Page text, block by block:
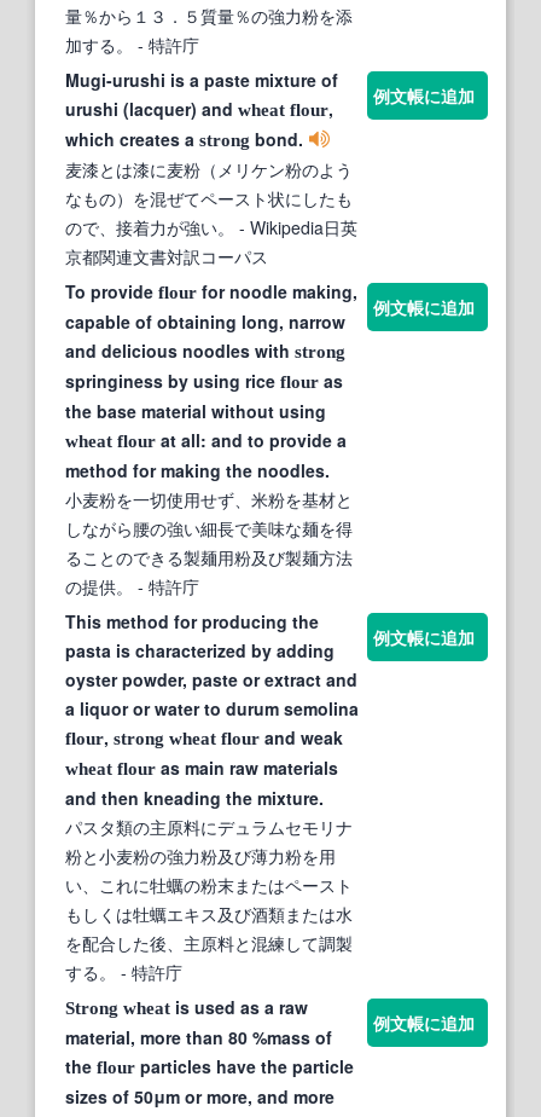
量％から１３．５質量％の強力粉を添
加する。
- 特許庁
Mugi-urushi is a paste mixture of
urushi (lacquer) and wheat flour,
which creates a strong bond.
麦漆とは漆に麦粉（メリケン粉のよう
なもの）を混ぜてペースト状にしたも
ので、接着力が強い。
- Wikipedia日英
京都関連文書対訳コーパス
例文帳に追加
To provide flour for noodle making,
capable of obtaining long, narrow
and delicious noodles with strong
springiness by using rice flour as
the base material without using
wheat flour at all: and to provide a
method for making the noodles.
小麦粉を一切使用せず、米粉を基材と
しながら腰の強い細長で美味な麺を得
ることのできる製麺用粉及び製麺方法
の提供。
- 特許庁
例文帳に追加
This method for producing the
pasta is characterized by adding
oyster powder, paste or extract and
a liquor or water to durum semolina
flour, strong wheat flour and weak
wheat flour as main raw materials
and then kneading the mixture.
パスタ類の主原料にデュラムセモリナ
粉と小麦粉の強力粉及び薄力粉を用
い、これに牡蠣の粉末またはペースト
もしくは牡蠣エキス及び酒類または水
を配合した後、主原料と混練して調製
する。
- 特許庁
例文帳に追加
Strong wheat is used as a raw
material, more than 80 %mass of
the flour particles have the particle
sizes of 50μm or more, and more
例文帳に追加